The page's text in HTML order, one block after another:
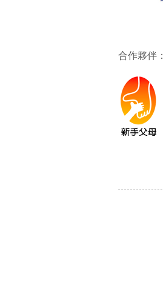
合作夥伴：